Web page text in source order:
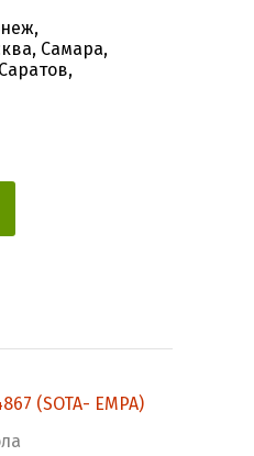
Самара,
(SOTA- EMPA)